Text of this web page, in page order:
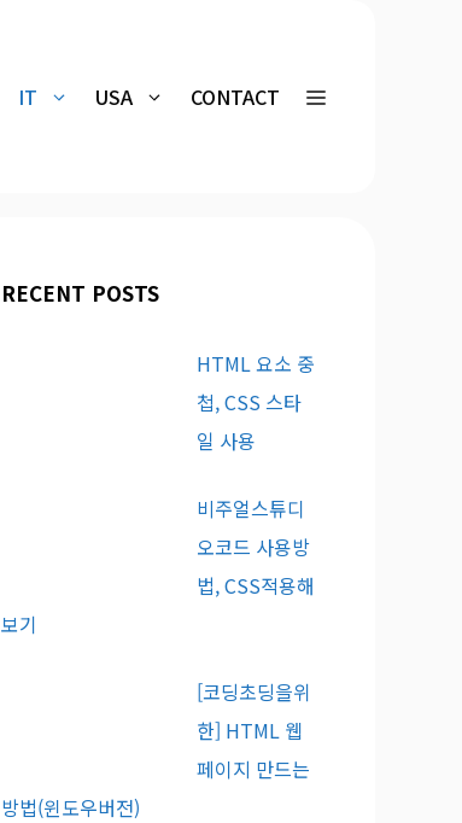
IT USA CONTACT
RECENT POSTS
HTML 요소 중
첩, CSS 스타
일 사용
비주얼스튜디
오코드 사용방
법, CSS적용해
보기
[코딩초딩을위
한] HTML 웹
페이지 만드는
방법(윈도우버전)